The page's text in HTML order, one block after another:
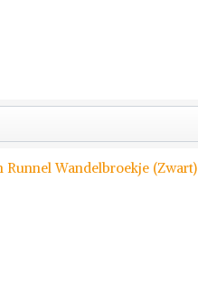
Runnel Wandelbroekje (Zwart)